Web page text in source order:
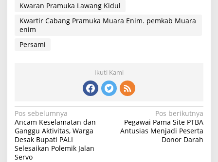
Kwaran Pramuka Lawang Kidul
Kwartir Cabang Pramuka Muara Enim. pemkab Muara
enim
Persami
Ikuti Kami
Navigasi
pos
Pos sebelumnya
Ancam Keselamatan dan
Ganggu Aktivitas, Warga
Desak Bupati PALI
Selesaikan Polemik Jalan
Servo
Pos berikutnya
Pegawai Pama Site PTBA
Antusias Menjadi Peserta
Donor Darah